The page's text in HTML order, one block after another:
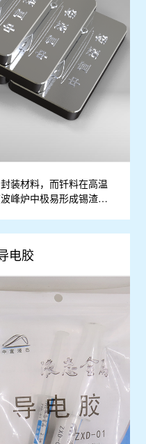
装材料，而钎料在高温
峰炉中极易形成锡渣堆
般磷含量在(3%-5%)。
电胶